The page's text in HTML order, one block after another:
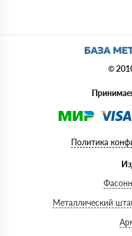
©
Политика
Металлический